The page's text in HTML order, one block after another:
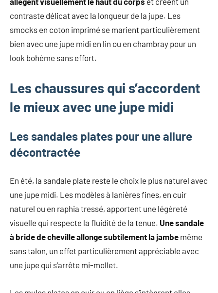
contraste délicat avec la longueur de la jupe. Les
smocks en coton imprimé se marient particulièrement
bien avec une jupe midi en lin ou en chambray pour un
look bohème sans effort.
Les chaussures qui s’accordent
le mieux avec une jupe midi
Les sandales plates pour une allure
décontractée
En été, la sandale plate reste le choix le plus naturel avec
une jupe midi. Les modèles à lanières fines, en cuir
naturel ou en raphia tressé, apportent une légèreté
visuelle qui respecte la fluidité de la tenue. Une sandale
à bride de cheville allonge subtilement la jambe même
sans talon, un effet particulièrement appréciable avec
une jupe qui s’arrête mi-mollet.